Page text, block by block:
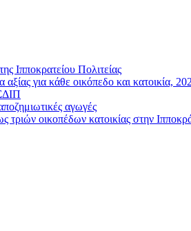
Ιπποκρατείου Πολιτείας
για κάθε οικόπεδο και κατοικία,
αγωγές
οικοπέδων κατοικίας στην